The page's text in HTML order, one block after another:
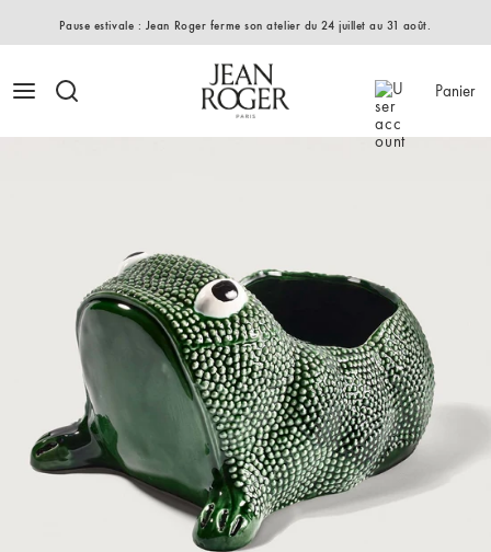
Pause estivale : Jean Roger ferme son atelier du 24 juillet au 31 août.
Panier